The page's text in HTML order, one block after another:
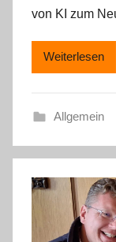
von KI zum
Weiterlesen
Allgemein